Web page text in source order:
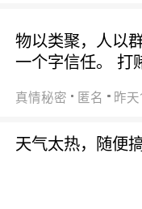
物以类聚，人以
一个字信任。 打
真情秘密 匿名 昨天
天气太热，随便